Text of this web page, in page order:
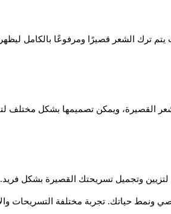
يتم ترك الشعر قصيرًا ومرفوعًا بالكامل
القصيرة، ويمكن تصميمها بشكل مختلف
وتجميل تسريحتك القصيرة بشكل فريد.
ونمط حياتك. تجربة مختلفة التسريحات